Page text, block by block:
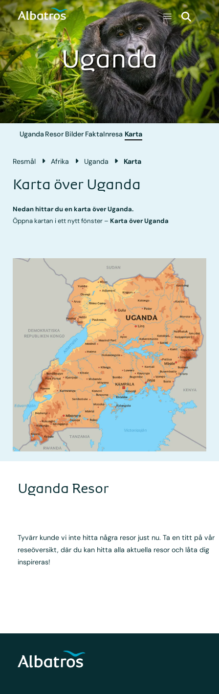
Uganda
Uganda Resor Bilder FaktaInresa Karta
Resmål Afrika Uganda Karta
Karta över Uganda
Nedan hittar du en karta över Uganda.
Öppna kartan i ett nytt fönster – Karta över Uganda
Uganda Resor
Tyvärr kunde vi inte hitta några resor just nu. Ta en titt på vår
reseöversikt, där du kan hitta alla aktuella resor och låta dig
inspireras!